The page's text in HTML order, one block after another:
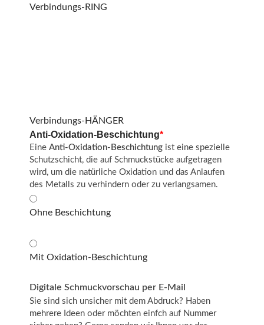
Verbindungs-RING
Verbindungs-HÄNGER
*
Anti-Oxidation-Beschichtung
Eine Anti-Oxidation-Beschichtung ist eine spezielle
Schutzschicht, die auf Schmuckstücke aufgetragen
wird, um die natürliche Oxidation und das Anlaufen
des Metalls zu verhindern oder zu verlangsamen.
Ohne Beschichtung
Mit Oxidation-Beschichtung
Digitale Schmuckvorschau per E-Mail
Sie sind sich unsicher mit dem Abdruck? Haben
mehrere Ideen oder möchten einfch auf Nummer